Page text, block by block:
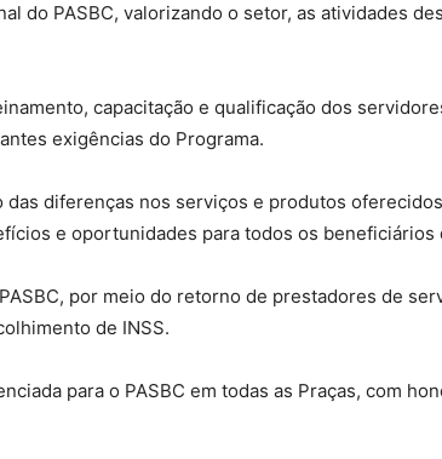
dos
do PASBC, valorizando o setor, as atividades
capacitação e qualificação dos
exigências do Programa.
diferenças nos serviços e produtos
e oportunidades para todos os beneficiários
por meio do retorno de prestadores de
de INSS.
para o PASBC em todas as Praças, com